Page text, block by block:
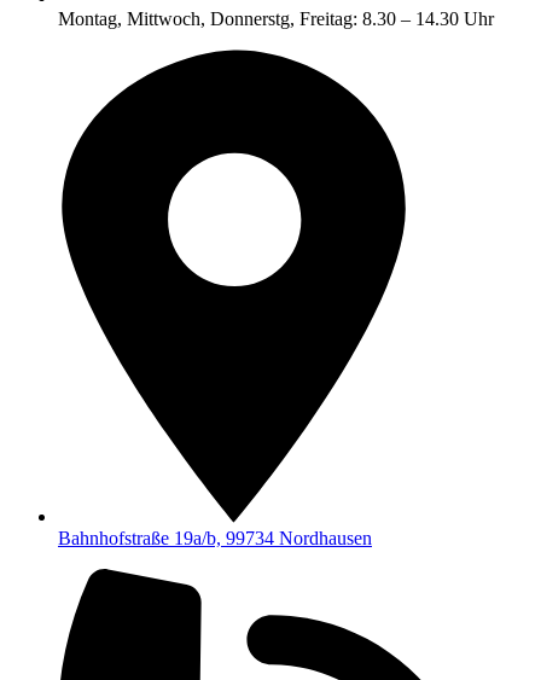
Montag, Mittwoch, Donnerstg, Freitag: 8.30 – 14.30 Uhr
Bahnhofstraße 19a/b, 99734 Nordhausen